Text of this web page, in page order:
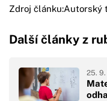
Zdroj článku:Autorský
Další články z
25.